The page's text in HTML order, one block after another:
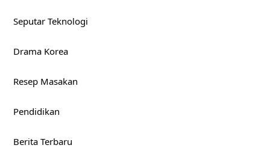
Seputar Teknologi
Drama Korea
Resep Masakan
Pendidikan
Berita Terbaru